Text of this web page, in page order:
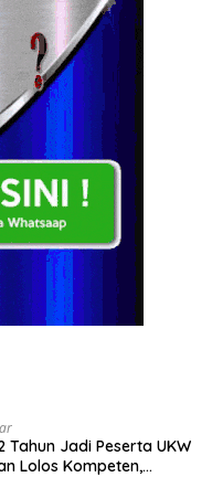
Tahun Jadi Peserta UKW
Lolos Kompeten,